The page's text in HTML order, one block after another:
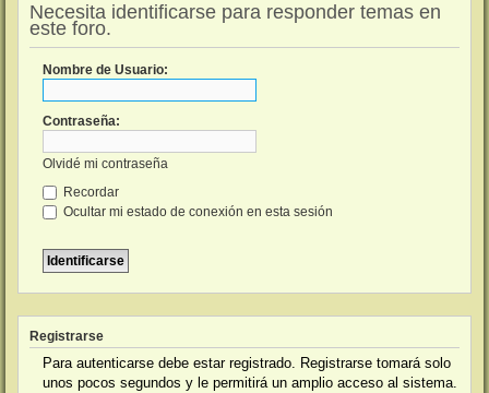
Necesita identificarse para responder temas en
este foro.
Nombre de Usuario:
Contraseña:
Olvidé mi contraseña
Recordar
Ocultar mi estado de conexión en esta sesión
Registrarse
Para autenticarse debe estar registrado. Registrarse tomará solo
unos pocos segundos y le permitirá un amplio acceso al sistema.